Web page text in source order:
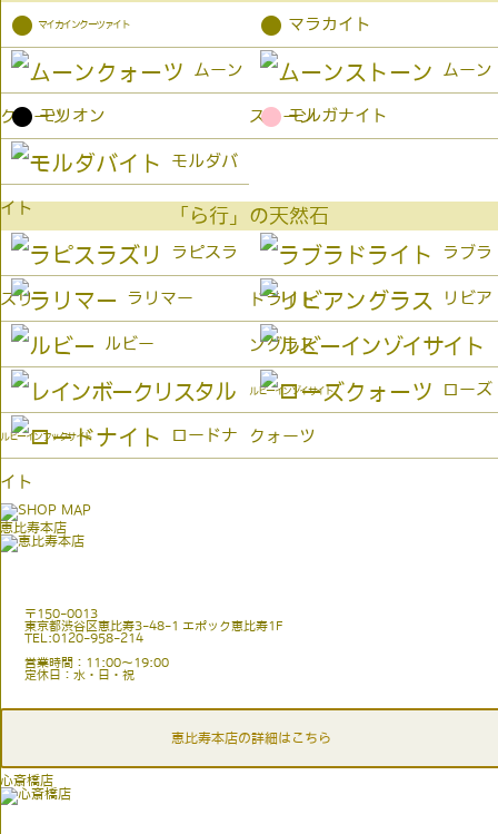
● マイカインクーツァイト ● マラカイト
ムーン
クォーツ
ムーン
ストーン
● モリオン ● モルガナイト
モルダバ
イト 「ら行」の天然石
ラピスラ
ズリ
ラブラ
ドライト
ラリマー リビア
ングラス
ルビー
ルビーインゾイサイト
ルビーインフックサイト
ローズ
クォーツ
ロードナ
イト
恵比寿本店
〒150-0013
東京都渋谷区恵比寿3-48-1 エポック恵比寿1F
TEL:0120-958-214
営業時間：11:00〜19:00
定休日：水・日・祝
恵比寿本店の詳細はこちら
心斎橋店